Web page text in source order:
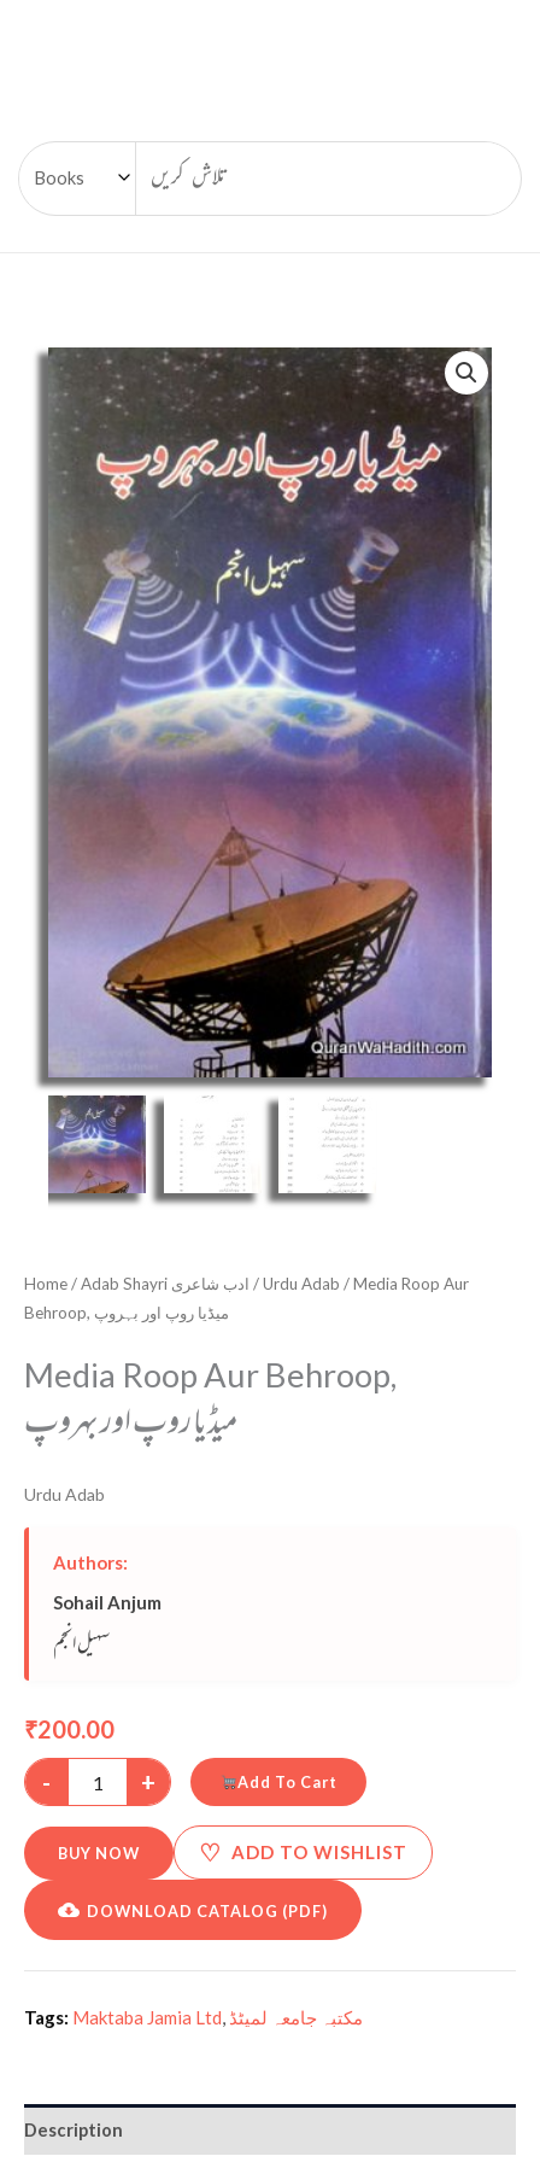
Home/ Adab Shayri ادب شاعری /Urdu Adab / Media Roop Aur
Behroop, میڈیا روپ اور بہروپ
Media Roop Aur Behroop,
میڈیا روپ اور بہروپ
Urdu Adab
Authors:
Sohail Anjum
سہیل انجم
₹200.00
-
Roop
Behroop,
بہروپ
+ Add To Cart
BUY NOW ♡ ADD TO WISHLIST
DOWNLOAD CATALOG (PDF)
Tags: Maktaba Jamia Ltd, مکتبہ جامعہ لمیٹڈ
Description